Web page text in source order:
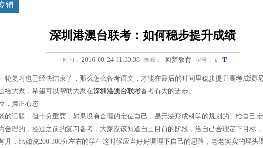
辅
深圳港澳台联考：如何稳步提升成绩
时间： 2016-08-24 11:33:38 来源： 圆梦教育 字号： T T
复习也已经快结束了，那么怎么备考语文，才能在最后的时间里稳步提升高考成绩呢
给大家，希望可以帮助大家在深圳港澳台联考备考有大的进步。
摆正心态
话题，但十分重要，如果没有合理的定位自己，是无法形成科学的规划的。给自己
合理的，经过之前的复习备考，大家应该知道自己目前的阶段，给自己合理定下目标
升，比如说200-300分左右的学生这时候应当好好调理下自己的思路，老老实实的埋头